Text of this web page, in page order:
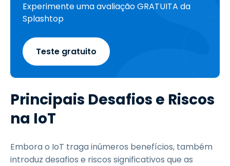
Experimente uma avaliação GRATUITA da
Splashtop
Teste gratuito
Principais Desafios e Riscos
na IoT
Embora o IoT traga inúmeros benefícios, também
introduz desafios e riscos significativos que as